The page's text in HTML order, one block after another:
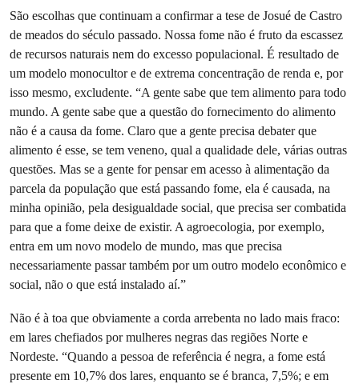
São escolhas que continuam a confirmar a tese de Josué de Castro
de meados do século passado. Nossa fome não é fruto da escassez
de recursos naturais nem do excesso populacional. É resultado de
um modelo monocultor e de extrema concentração de renda e, por
isso mesmo, excludente. “A gente sabe que tem alimento para todo
mundo. A gente sabe que a questão do fornecimento do alimento
não é a causa da fome. Claro que a gente precisa debater que
alimento é esse, se tem veneno, qual a qualidade dele, várias outras
questões. Mas se a gente for pensar em acesso à alimentação da
parcela da população que está passando fome, ela é causada, na
minha opinião, pela desigualdade social, que precisa ser combatida
para que a fome deixe de existir. A agroecologia, por exemplo,
entra em um novo modelo de mundo, mas que precisa
necessariamente passar também por um outro modelo econômico e
social, não o que está instalado aí.”
Não é à toa que obviamente a corda arrebenta no lado mais fraco:
em lares chefiados por mulheres negras das regiões Norte e
Nordeste. “Quando a pessoa de referência é negra, a fome está
presente em 10,7% dos lares, enquanto se é branca, 7,5%; e em